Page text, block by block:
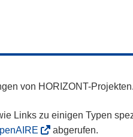
von HORIZONT-Projekten.
Links zu einigen Typen
abgerufen.